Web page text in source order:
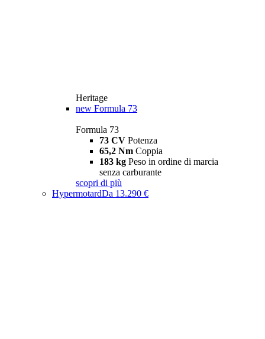
Heritage
new Formula 73
Formula 73
73 CV Potenza
65,2 Nm Coppia
183 kg Peso in ordine di marcia
senza carburante
scopri di più
HypermotardDa 13.290 €